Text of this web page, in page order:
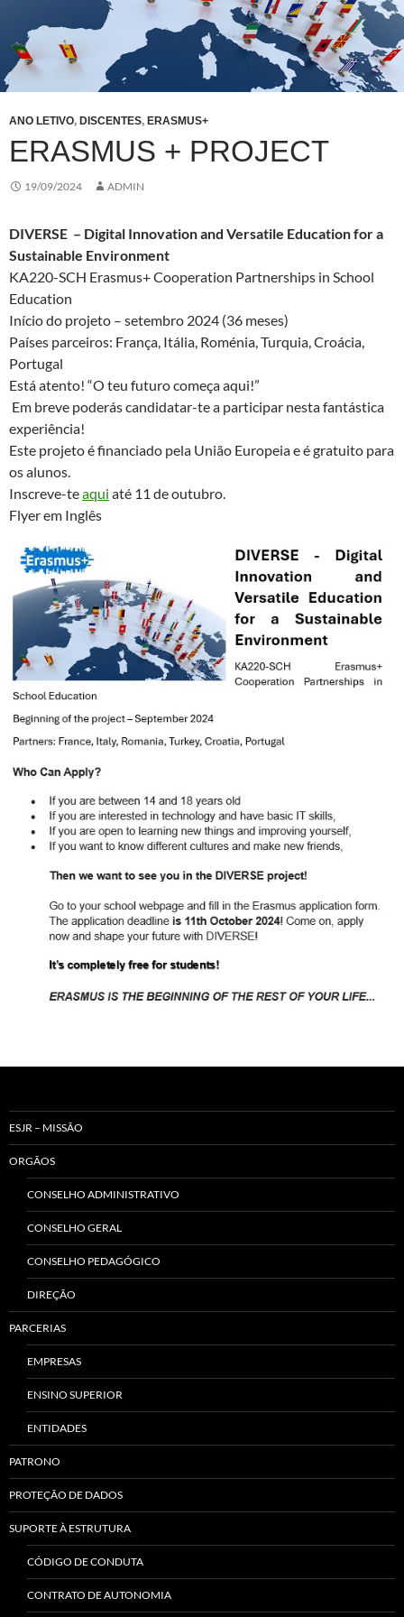
ANO LETIVO, DISCENTES, ERASMUS+
ERASMUS + PROJECT
19/09/2024 ADMIN
DIVERSE – Digital Innovation and Versatile Education for a
Sustainable Environment
KA220-SCH Erasmus+ Cooperation Partnerships in School
Education
Início do projeto – setembro 2024 (36 meses)
Países parceiros: França, Itália, Roménia, Turquia, Croácia,
Portugal
Está atento! “O teu futuro começa aqui!”
Em breve poderás candidatar-te a participar nesta fantástica
experiência!
Este projeto é financiado pela União Europeia e é gratuito para
os alunos.
Inscreve-teaqui até 11 de outubro.
Flyer em Inglês
ESJR – MISSÃO
ORGÃOS
CONSELHO ADMINISTRATIVO
CONSELHO GERAL
CONSELHO PEDAGÓGICO
DIREÇÃO
PARCERIAS
EMPRESAS
ENSINO SUPERIOR
ENTIDADES
PATRONO
PROTEÇÃO DE DADOS
SUPORTE À ESTRUTURA
CÓDIGO DE CONDUTA
CONTRATO DE AUTONOMIA